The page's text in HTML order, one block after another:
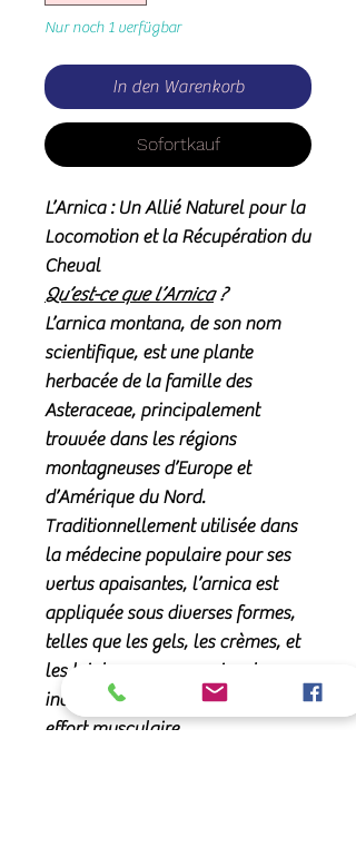
Nur noch 1 verfügbar
In den Warenkorb
Sofortkauf
L’Arnica : Un Allié Naturel pour la
Locomotion et la Récupération du
Cheval
Qu’est-ce que l’Arnica?
L’arnica montana, de son nom
scientifique, est une plante
herbacée de la famille des
Asteraceae, principalement
trouvée dans les régions
montagneuses d’Europe et
d’Amérique du Nord.
Traditionnellement utilisée dans
la médecine populaire pour ses
vertus apaisantes, l’arnica est
appliquée sous diverses formes,
telles que les gels, les crèmes, et
les teintures, pour apaiser les
inconforts liés à un coup ou un
effort musculaire.